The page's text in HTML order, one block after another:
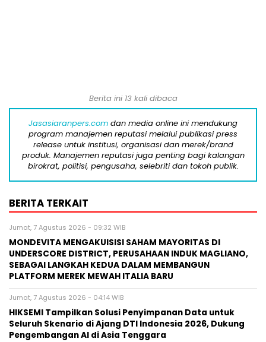
Berita ini 13 kali dibaca
Jasasiaranpers.com dan media online ini mendukung
program manajemen reputasi melalui publikasi press
release untuk institusi, organisasi dan merek/brand
produk. Manajemen reputasi juga penting bagi kalangan
birokrat, politisi, pengusaha, selebriti dan tokoh publik.
BERITA TERKAIT
Jumat, 7 Agustus 2026 - 09:32 WIB
MONDEVITA MENGAKUISISI SAHAM MAYORITAS DI
UNDERSCORE DISTRICT, PERUSAHAAN INDUK MAGLIANO,
SEBAGAI LANGKAH KEDUA DALAM MEMBANGUN
PLATFORM MEREK MEWAH ITALIA BARU
Jumat, 7 Agustus 2026 - 04:14 WIB
HIKSEMI Tampilkan Solusi Penyimpanan Data untuk
Seluruh Skenario di Ajang DTI Indonesia 2026, Dukung
Pengembangan AI di Asia Tenggara